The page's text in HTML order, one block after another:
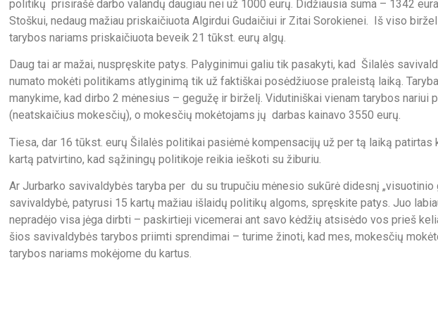
politikų prisirašė darbo valandų daugiau nei už 1000 eurų. Didžiausia suma – 1342
Stoškui, nedaug mažiau priskaičiuota Algirdui Gudaičiui ir Zitai Sorokienei. Iš viso
tarybos nariams priskaičiuota beveik 21 tūkst. eurų algų.
Daug tai ar mažai, nuspręskite patys. Palyginimui galiu tik pasakyti, kad Šilalės
numato mokėti politikams atlyginimą tik už faktiškai posėdžiuose praleistą laiką.
manykime, kad dirbo 2 mėnesius – gegužę ir birželį. Vidutiniškai vienam tarybos nariui
(neatskaičius mokesčių), o mokesčių mokėtojams jų darbas kainavo 3550 eurų.
Tiesa, dar 16 tūkst. eurų Šilalės politikai pasiėmė kompensacijų už per tą laiką
kartą patvirtino, kad sąžiningų politikoje reikia ieškoti su žiburiu.
Ar Jurbarko savivaldybės taryba per du su trupučiu mėnesio sukūrė didesnį „visuotinio
savivaldybė, patyrusi 15 kartų mažiau išlaidų politikų algoms, spręskite patys. Juo
nepradėjo visa jėga dirbti – paskirtieji vicemerai ant savo kėdžių atsisėdo vos prieš
šios savivaldybės tarybos priimti sprendimai – turime žinoti, kad mes, mokesčių
tarybos nariams mokėjome du kartus.